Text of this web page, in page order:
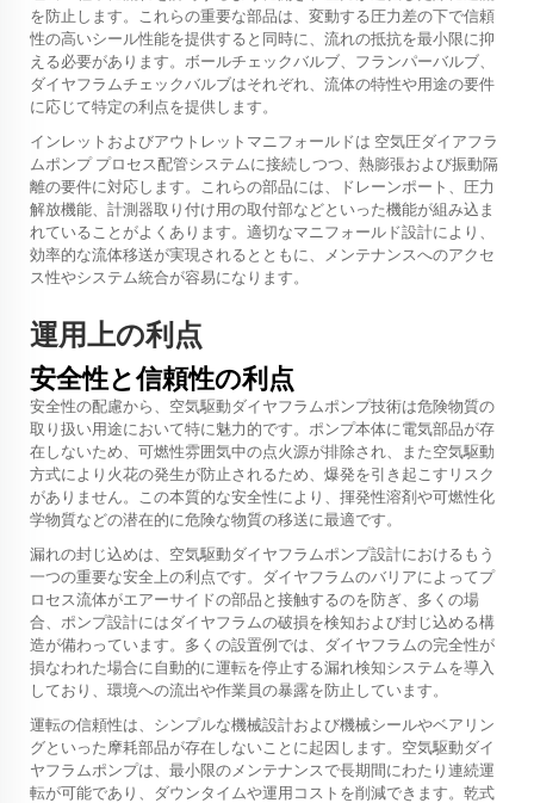
を防止します。これらの重要な部品は、変動する圧力差の下で信頼
性の高いシール性能を提供すると同時に、流れの抵抗を最小限に抑
える必要があります。ボールチェックバルブ、フランパーバルブ、
ダイヤフラムチェックバルブはそれぞれ、流体の特性や用途の要件
に応じて特定の利点を提供します。
インレットおよびアウトレットマニフォールドは 空気圧ダイアフラ
ムポンプ プロセス配管システムに接続しつつ、熱膨張および振動隔
離の要件に対応します。これらの部品には、ドレーンポート、圧力
解放機能、計測器取り付け用の取付部などといった機能が組み込ま
れていることがよくあります。適切なマニフォールド設計により、
効率的な流体移送が実現されるとともに、メンテナンスへのアクセ
ス性やシステム統合が容易になります。
運用上の利点
安全性と信頼性の利点
安全性の配慮から、空気駆動ダイヤフラムポンプ技術は危険物質の
取り扱い用途において特に魅力的です。ポンプ本体に電気部品が存
在しないため、可燃性雰囲気中の点火源が排除され、また空気駆動
方式により火花の発生が防止されるため、爆発を引き起こすリスク
がありません。この本質的な安全性により、揮発性溶剤や可燃性化
学物質などの潜在的に危険な物質の移送に最適です。
漏れの封じ込めは、空気駆動ダイヤフラムポンプ設計におけるもう
一つの重要な安全上の利点です。ダイヤフラムのバリアによってプ
ロセス流体がエアーサイドの部品と接触するのを防ぎ、多くの場
合、ポンプ設計にはダイヤフラムの破損を検知および封じ込める構
造が備わっています。多くの設置例では、ダイヤフラムの完全性が
損なわれた場合に自動的に運転を停止する漏れ検知システムを導入
しており、環境への流出や作業員の暴露を防止しています。
運転の信頼性は、シンプルな機械設計および機械シールやベアリン
グといった摩耗部品が存在しないことに起因します。空気駆動ダイ
ヤフラムポンプは、最小限のメンテナンスで長期間にわたり連続運
転が可能であり、ダウンタイムや運用コストを削減できます。乾式